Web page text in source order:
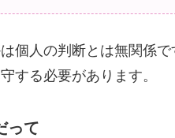
個人の判断とは無関係
する必要があります。
って